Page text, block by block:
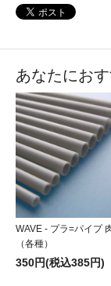
あなたにお
WAVE - プラ=パイプ
（各種）
350円(税込385円)